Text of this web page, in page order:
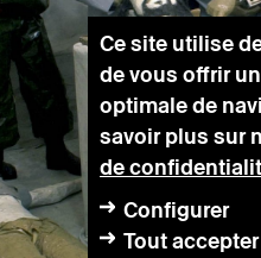
Ce site utilise
de vous offrir
optimale de
savoir plus sur
de
Configurer
Tout accepter